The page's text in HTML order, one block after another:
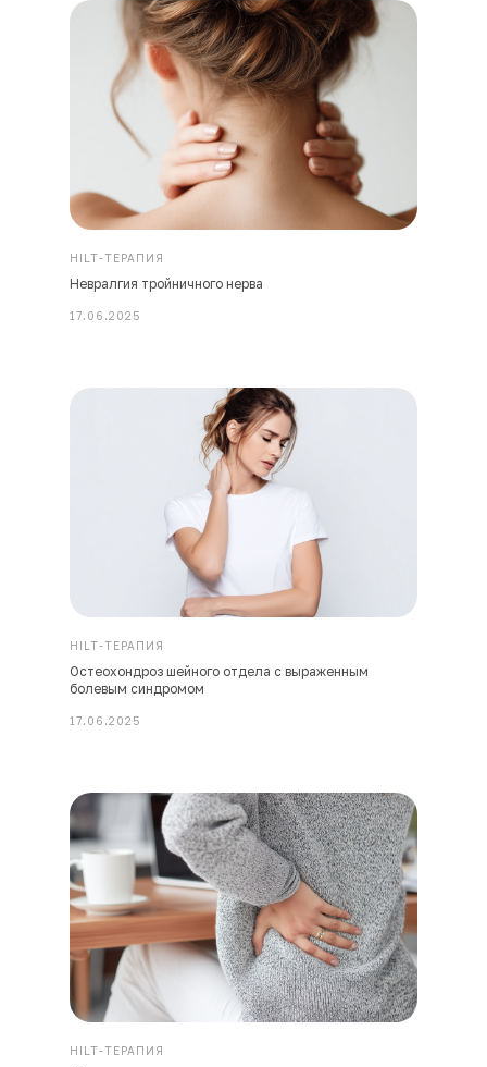
HILT-ТЕРАПИЯ
Невралгия тройничного нерва
17.06.2025
HILT-ТЕРАПИЯ
Остеохондроз шейного отдела с выраженным
болевым синдромом
17.06.2025
HILT-ТЕРАПИЯ